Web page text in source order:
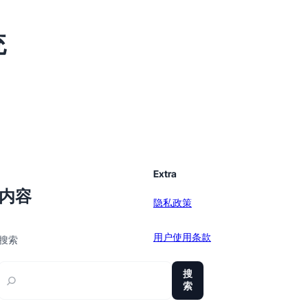
容
索
搜
索
Extra
隐私政策
用户使用条款
sitemap